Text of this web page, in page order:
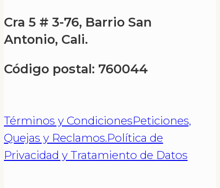
Cra 5 # 3-76, Barrio San
Antonio, Cali.
Código postal: 760044
Términos y CondicionesPeticiones,
Quejas y Reclamos.Política de
Privacidad y Tratamiento de Datos